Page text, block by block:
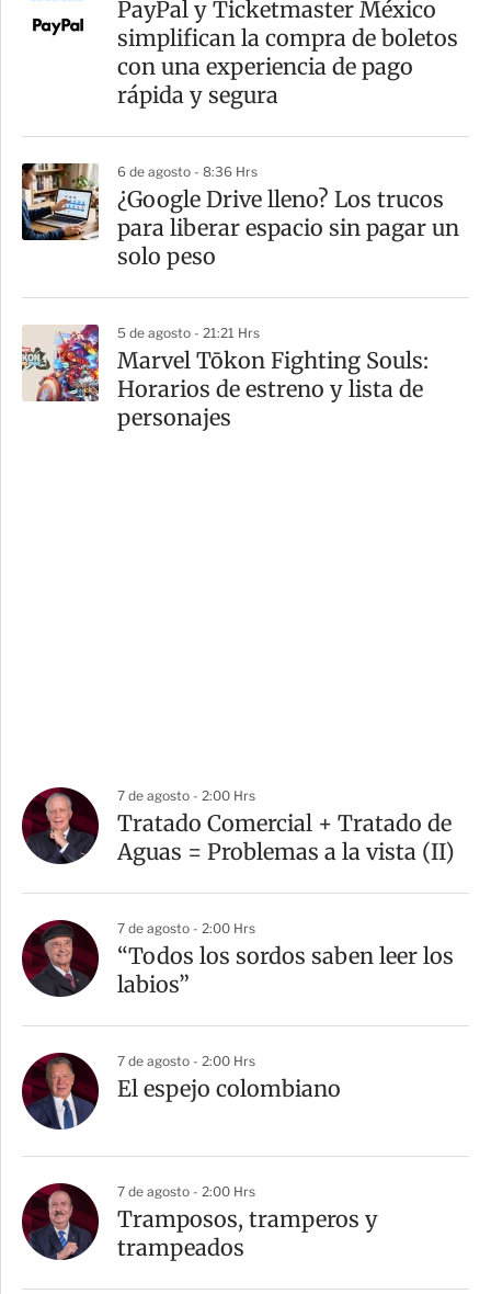
PayPal y Ticketmaster México
simplifican la compra de boletos
con una experiencia de pago
rápida y segura
6 de agosto - 8:36 Hrs
¿Google Drive lleno? Los trucos
para liberar espacio sin pagar un
solo peso
5 de agosto - 21:21 Hrs
Marvel Tōkon Fighting Souls:
Horarios de estreno y lista de
personajes
7 de agosto - 2:00 Hrs
Tratado Comercial + Tratado de
Aguas = Problemas a la vista (II)
7 de agosto - 2:00 Hrs
“Todos los sordos saben leer los
labios”
7 de agosto - 2:00 Hrs
El espejo colombiano
7 de agosto - 2:00 Hrs
Tramposos, tramperos y
trampeados